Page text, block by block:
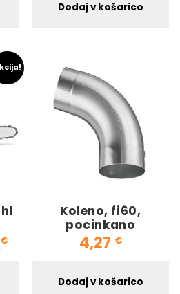
Dodaj v košarico
je bila: 935,00 €.
€Trenutna cena je:
Koleno, fi60,
pocinkano
4,27 €
Dodaj v košarico